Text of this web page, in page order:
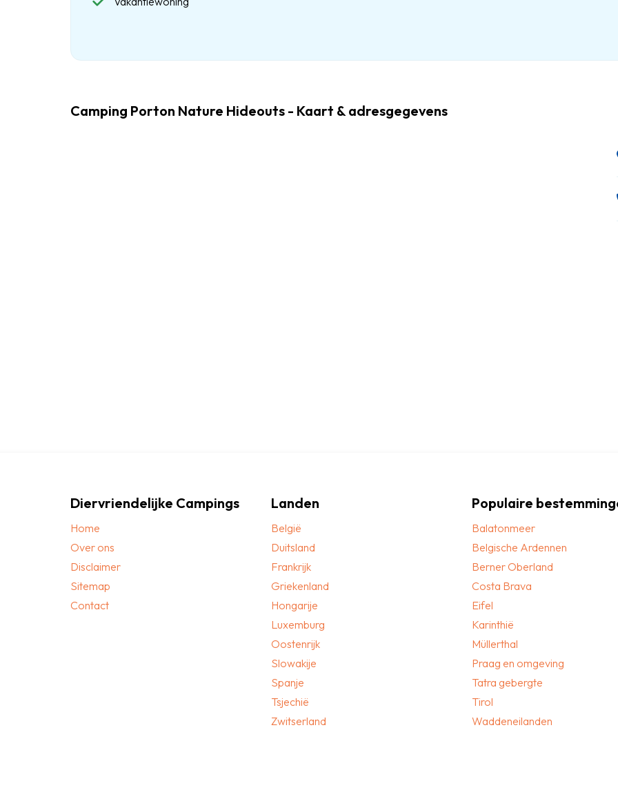
Camping Porton Nature Hideouts - Kaart & adresgegevens
Diervriendelijke Campings
Home
Over ons
Disclaimer
Sitemap
Contact
Landen
België
Duitsland
Frankrijk
Griekenland
Hongarije
Luxemburg
Oostenrijk
Slowakije
Spanje
Tsjechië
Zwitserland
Populaire
Balatonmeer
Belgische Ardennen
Berner Oberland
Costa Brava
Eifel
Karinthië
Müllerthal
Praag en omgeving
Tatra gebergte
Tirol
Waddeneilanden